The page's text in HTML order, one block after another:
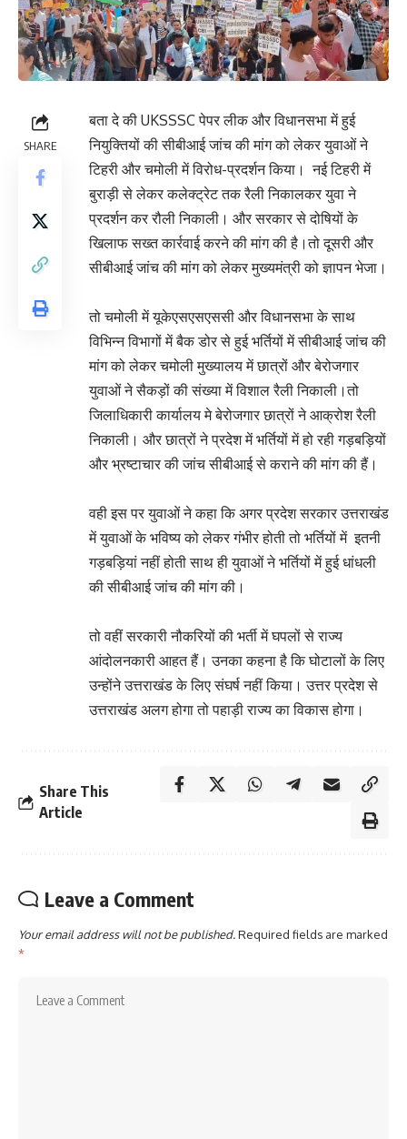
SHARE
बता दे की UKSSSC पेपर लीक और विधानसभा में हुई
नियुक्तियों की सीबीआई जांच की मांग को लेकर युवाओं ने
टिहरी और चमोली में विरोध-प्रदर्शन किया। नई टिहरी में
बुराड़ी से लेकर कलेक्ट्रेट तक रैली निकालकर युवा ने
प्रदर्शन कर रौली निकाली। और सरकार से दोषियों के
खिलाफ सख्त कार्रवाई करने की मांग की है।तो दूसरी और
सीबीआई जांच की मांग को लेकर मुख्यमंत्री को ज्ञापन भेजा।
तो चमोली में यूकेएसएसएससी और विधानसभा के साथ
विभिन्न विभागों में बैक डोर से हुई भर्तियों में सीबीआई जांच की
मांग को लेकर चमोली मुख्यालय में छात्रों और बेरोजगार
युवाओं ने सैकड़ों की संख्या में विशाल रैली निकाली।तो
जिलाधिकारी कार्यालय मे बेरोजगार छात्रों ने आक्रोश रैली
निकाली। और छात्रों ने प्रदेश में भर्तियों में हो रही गड़बड़ियों
और भ्रष्टाचार की जांच सीबीआई से कराने की मांग की हैं।
वही इस पर युवाओं ने कहा कि अगर प्रदेश सरकार उत्तराखंड
में युवाओं के भविष्य को लेकर गंभीर होती तो भर्तियों में इतनी
गड़बड़ियां नहीं होती साथ ही युवाओं ने भर्तियों में हुई धांधली
की सीबीआई जांच की मांग की।
तो वहीं सरकारी नौकरियों की भर्ती में घपलों से राज्य
आंदोलनकारी आहत हैं। उनका कहना है कि घोटालों के लिए
उन्होंने उत्तराखंड के लिए संघर्ष नहीं किया। उत्तर प्रदेश से
उत्तराखंड अलग होगा तो पहाड़ी राज्य का विकास होगा।
Share This
Article
Leave a Comment
Your email address will not be published.Required fields are marked
*